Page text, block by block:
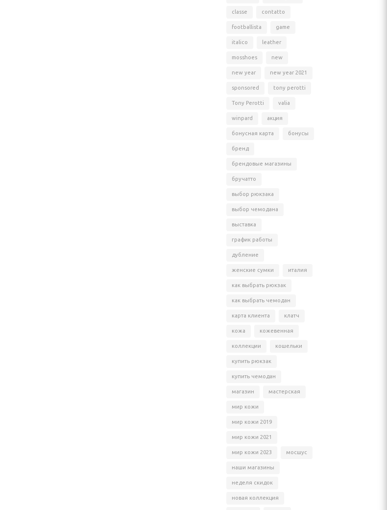
classe contatto
footballista game
italico leather
mosshoes new
new year new year 2021
sponsored tony perotti
Tony Perotti valia
winpard акция
бонусная карта бонусы
бренд
брендовые магазины
бручатто
выбор рюкзака
выбор чемодана
выставка
график работы
дубление
женские сумки италия
как выбрать рюкзак
как выбрать чемодан
карта клиента клатч
кожа кожевенная
коллекции кошельки
купить рюкзак
купить чемодан
магазин мастерская
мир кожи
мир кожи 2019
мир кожи 2021
мир кожи 2023 мосшус
наши магазины
неделя скидок
новая коллекция